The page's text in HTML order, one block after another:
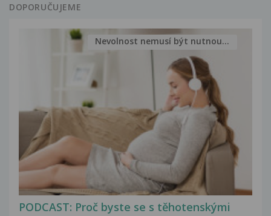
DOPORUČUJEME
PODCAST: Proč byste se s těhotenskými
Nevolnost nemusí být nutnou...